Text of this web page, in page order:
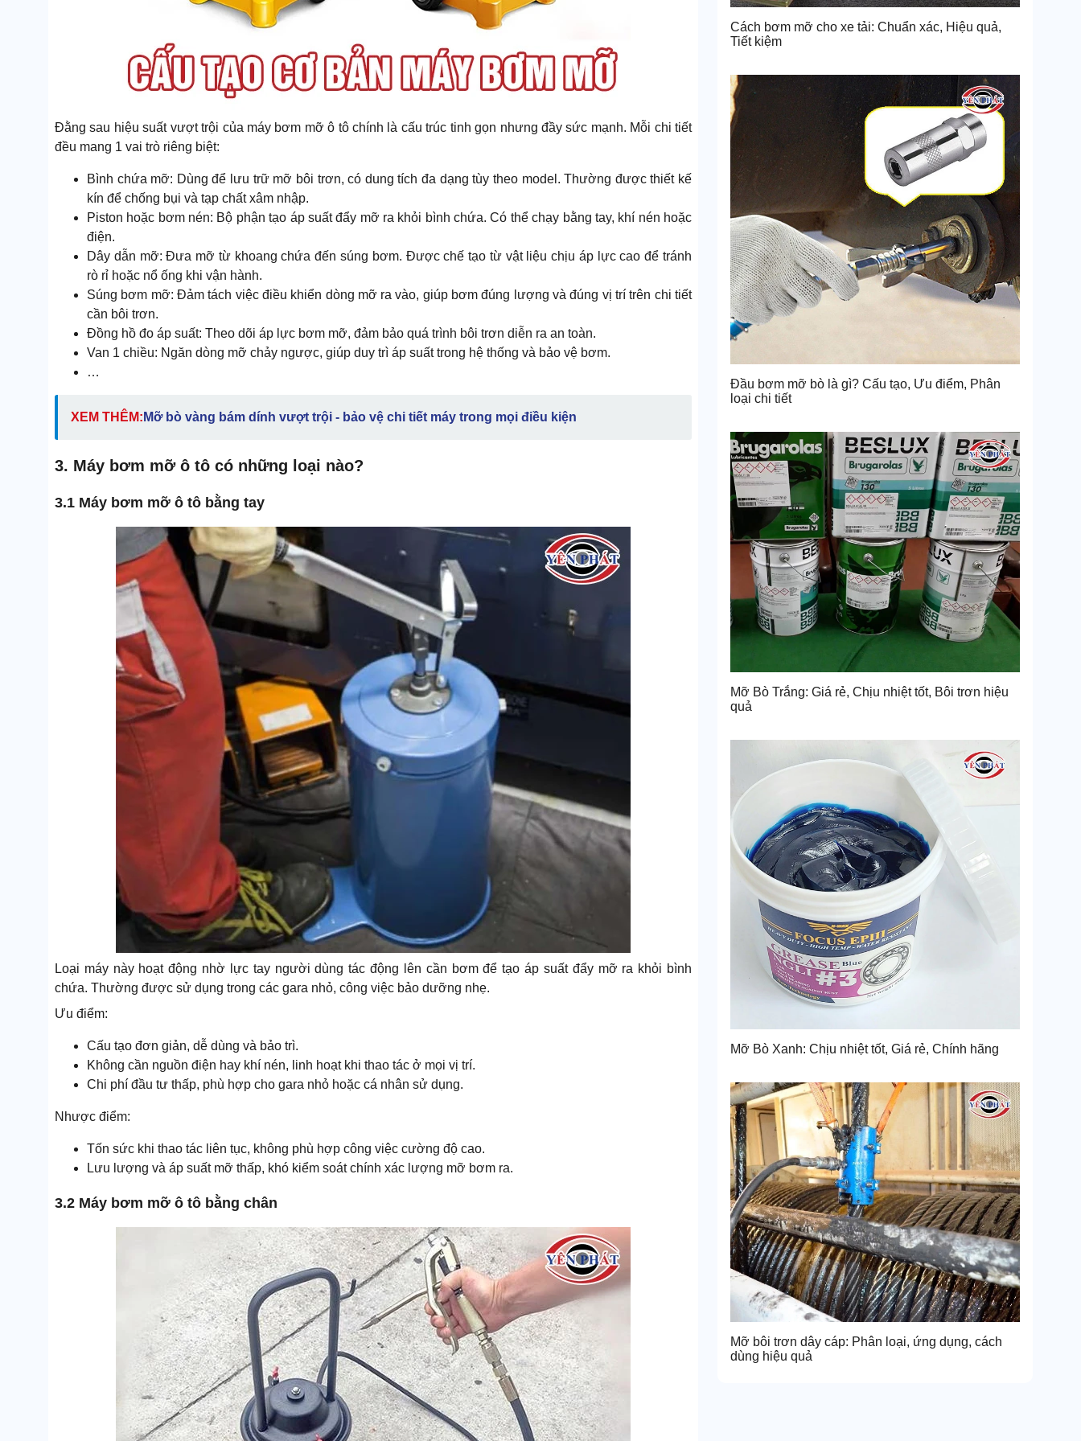
Đằng sau hiệu suất vượt trội của máy bơm mỡ ô tô chính là cấu trúc tinh gọn nhưng đầy sức mạnh. Mỗi chi tiết
đều mang 1 vai trò riêng biệt:
Bình chứa mỡ: Dùng để lưu trữ mỡ bôi trơn, có dung tích đa dạng tùy theo model. Thường được thiết kế
kín để chống bụi và tạp chất xâm nhập.
Piston hoặc bơm nén: Bộ phận tạo áp suất đẩy mỡ ra khỏi bình chứa. Có thể chạy bằng tay, khí nén hoặc
điện.
Dây dẫn mỡ: Đưa mỡ từ khoang chứa đến súng bơm. Được chế tạo từ vật liệu chịu áp lực cao để tránh
rò rỉ hoặc nổ ống khi vận hành.
Súng bơm mỡ: Đảm tách việc điều khiển dòng mỡ ra vào, giúp bơm đúng lượng và đúng vị trí trên chi tiết
cần bôi trơn.
Đồng hồ đo áp suất: Theo dõi áp lực bơm mỡ, đảm bảo quá trình bôi trơn diễn ra an toàn.
Van 1 chiều: Ngăn dòng mỡ chảy ngược, giúp duy trì áp suất trong hệ thống và bảo vệ bơm.
…
XEM THÊM: Mỡ bò vàng bám dính vượt trội - bảo vệ chi tiết máy trong mọi điều kiện
3. Máy bơm mỡ ô tô có những loại nào?
3.1 Máy bơm mỡ ô tô bằng tay
Loại máy này hoạt động nhờ lực tay người dùng tác động lên cần bơm để tạo áp suất đẩy mỡ ra khỏi bình
chứa. Thường được sử dụng trong các gara nhỏ, công việc bảo dưỡng nhẹ.
Ưu điểm:
Cấu tạo đơn giản, dễ dùng và bảo trì.
Không cần nguồn điện hay khí nén, linh hoạt khi thao tác ở mọi vị trí.
Chi phí đầu tư thấp, phù hợp cho gara nhỏ hoặc cá nhân sử dụng.
Nhược điểm:
Tốn sức khi thao tác liên tục, không phù hợp công việc cường độ cao.
Lưu lượng và áp suất mỡ thấp, khó kiểm soát chính xác lượng mỡ bơm ra.
3.2 Máy bơm mỡ ô tô bằng chân
Cách bơm mỡ cho xe tải: Chuẩn xác, Hiệu quả,
Tiết kiệm
Đầu bơm mỡ bò là gì? Cấu tạo, Ưu điểm, Phân
loại chi tiết
Mỡ Bò Trắng: Giá rẻ, Chịu nhiệt tốt, Bôi trơn hiệu
quả
Mỡ Bò Xanh: Chịu nhiệt tốt, Giá rẻ, Chính hãng
Mỡ bôi trơn dây cáp: Phân loại, ứng dụng, cách
dùng hiệu quả